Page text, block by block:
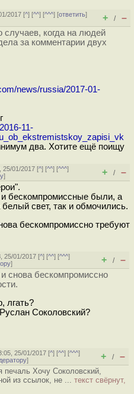
2017 [^] [^^] [^^^] [ответить]
+ / –
когда на людей
за комментарии двух
news/russia/2017-01-
11-
два. Хотите ещё поищу
25/01/2017 [^] [^^] [^^^]
] + / –
бескомпромиссные были, а
свет, так и обмочились.
бескомпромиссно требуют
25/01/2017 [^] [^^] [^^^]
] + / –
снова бескомпромиссно
лгать?
Соколовский?
25/01/2017 [^] [^^] [^^^]
] + / –
печаль Хочу Соколовский,
из ссылок, не ... текст свёрнут,